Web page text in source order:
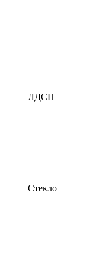
ЛДСП
Стекло